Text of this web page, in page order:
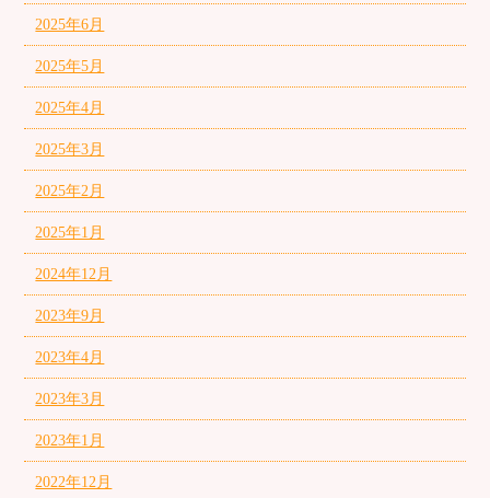
2025年6月
2025年5月
2025年4月
2025年3月
2025年2月
2025年1月
2024年12月
2023年9月
2023年4月
2023年3月
2023年1月
2022年12月